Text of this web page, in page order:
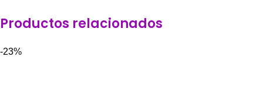
Productos relacionados
-23%